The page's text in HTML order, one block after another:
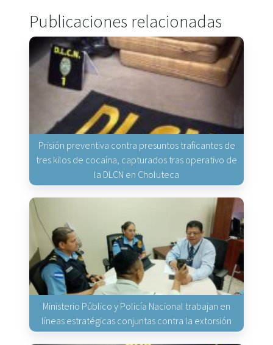
Publicaciones relacionadas
Prisión preventiva contra presuntos traficantes de
tres kilos de cocaína, capturados tras operativo de
la DLCN en Choluteca
Ministerio Público y Policía Nacional trabajan en
líneas estratégicas conjuntas contra la extorsión